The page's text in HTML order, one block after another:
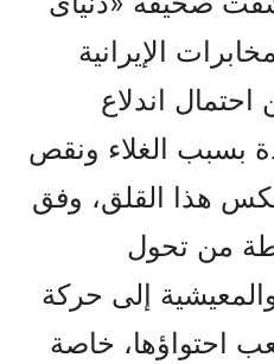
الإيرانية
احتمال اندلاع
بسبب الغلاء ونقص
هذا القلق، وفق
من تحول
إلى حركة
احتواؤها، خاصة